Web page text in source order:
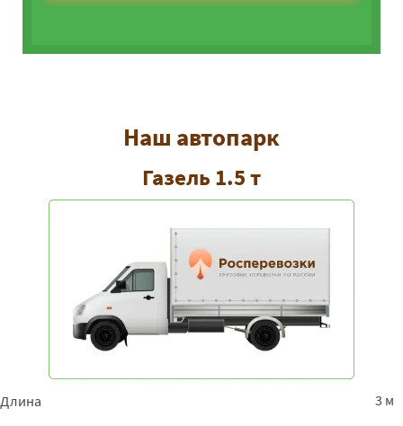
Наш автопарк
Газель 1.5 т
Длина 3 м